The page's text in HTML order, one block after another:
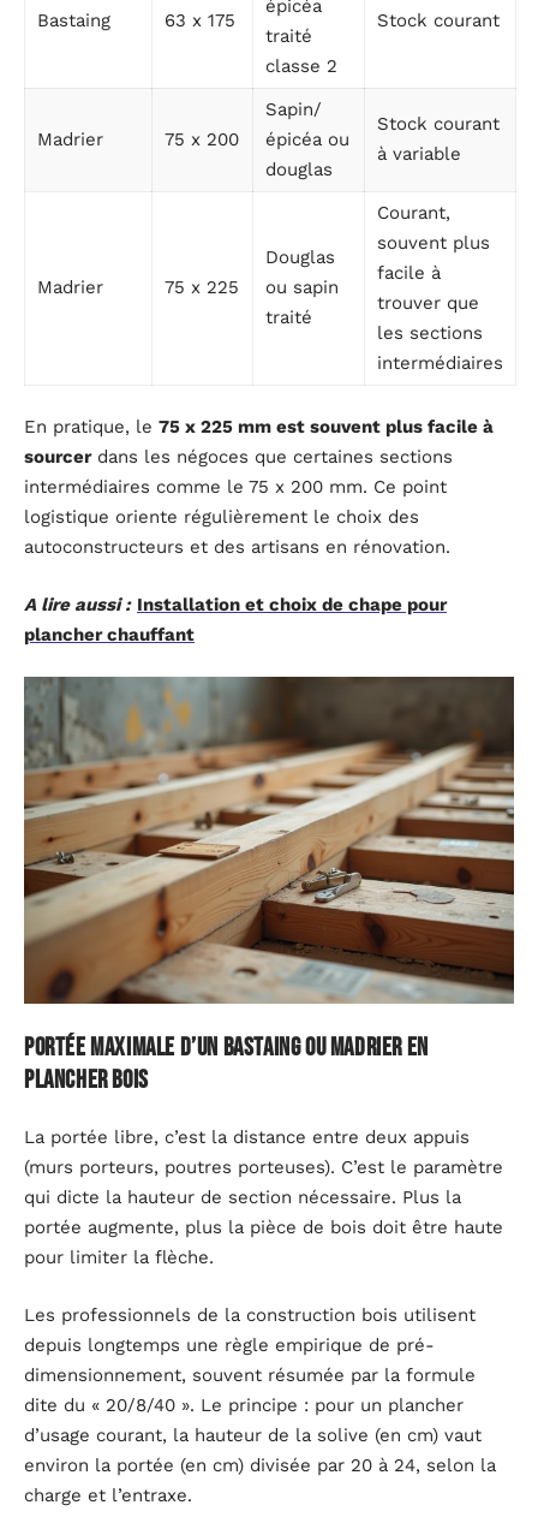
Bastaing 63 x 175
épicéa
traité
classe 2
Stock courant
Madrier 75 x 200
Sapin/
épicéa ou
douglas
Stock courant
à variable
Madrier 75 x 225
Douglas
ou sapin
traité
Courant,
souvent plus
facile à
trouver que
les sections
intermédiaires
En pratique, le 75 x 225 mm est souvent plus facile à
sourcerdans les négoces que certaines sections
intermédiaires comme le 75 x 200 mm. Ce point
logistique oriente régulièrement le choix des
autoconstructeurs et des artisans en rénovation.
A lire aussi : Installation et choix de chape pour
plancher chauffant
Portée maximale d’un bastaing ou madrier en
plancher bois
La portée libre, c’est la distance entre deux appuis
(murs porteurs, poutres porteuses). C’est le paramètre
qui dicte la hauteur de section nécessaire. Plus la
portée augmente, plus la pièce de bois doit être haute
pour limiter la flèche.
Les professionnels de la construction bois utilisent
depuis longtemps une règle empirique de pré-
dimensionnement, souvent résumée par la formule
dite du « 20/8/40 ». Le principe : pour un plancher
d’usage courant, la hauteur de la solive (en cm) vaut
environ la portée (en cm) divisée par 20 à 24, selon la
charge et l’entraxe.